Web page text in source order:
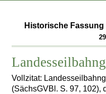
Historische Fassung
Vollzitat:
(SächsGVBl. S. 97, 102),